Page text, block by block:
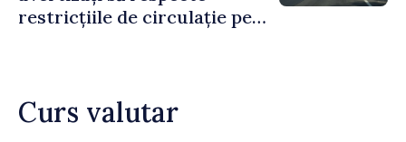
restricțiile de circulație pe
Curs valutar